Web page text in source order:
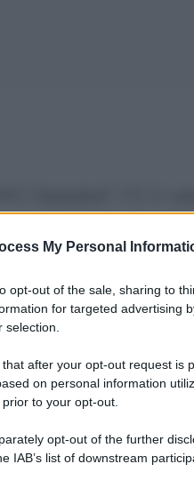
My Personal
opt-out of the sale, sharing to
for targeted advertising
selection.
that after your opt-out request is
on personal information
to your opt-out.
opt-out of the further
IAB’s list of downstream
Il sottotitolo
autori materiali sono stati
quasi tutti, dal
e organizzatori
Woodworth, che vi
dal sito Internet